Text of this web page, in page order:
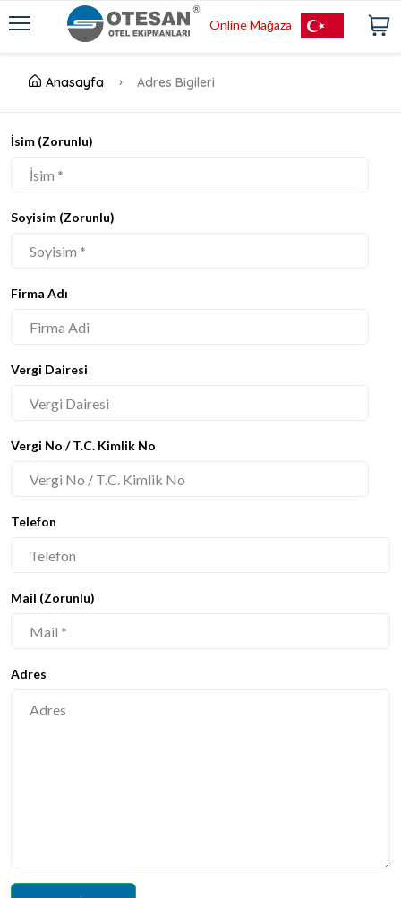
Online Mağaza
Anasayfa Adres Bigileri
İsim (Zorunlu)
Soyisim (Zorunlu)
Firma Adı
Vergi Dairesi
Vergi No / T.C. Kimlik No
Telefon
Mail (Zorunlu)
Adres